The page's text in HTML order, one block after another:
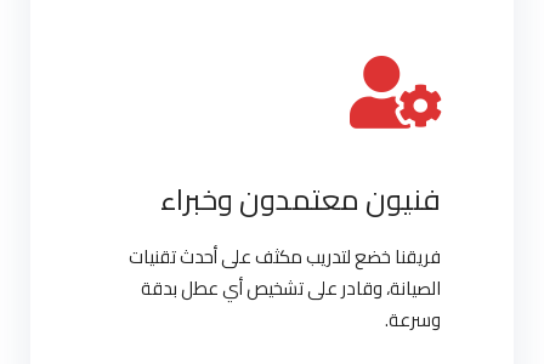
فنيون معتمدون وخبراء
فريقنا خضع لتدريب مكثف على أحدث تقنيات
الصيانة، وقادر على تشخيص أي عطل بدقة
وسرعة.